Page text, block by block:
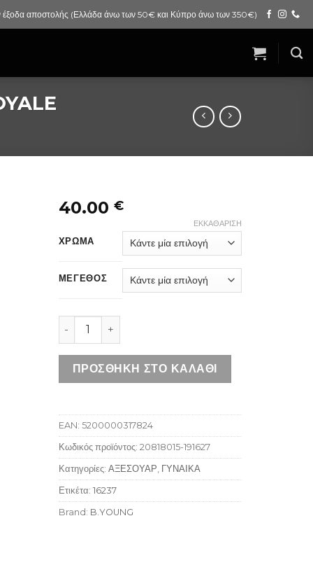
έξοδα αποστολής (Ελλάδα άνω των 50€ και Κύπρο άνω των 350€)
40.00 €
ΧΡΩΜΑ
ΜΕΓΕΘΟΣ
ΕΚΚΑΘΆΡΙΣΗ
B.YOUNG BYVANTE GLOVES PORT ROYALE
ΠΡΟΣΘΉΚΗ ΣΤΟ ΚΑΛΆΘΙ
EAN: 5200000317824
Κωδικός προϊόντος: 20818015-191627
Κατηγορίες: ΑΞΕΣΟΥΑΡ ΓΥΝΑΙΚΑ
Ετικέτα: 16237
Brand: B.YOUNG